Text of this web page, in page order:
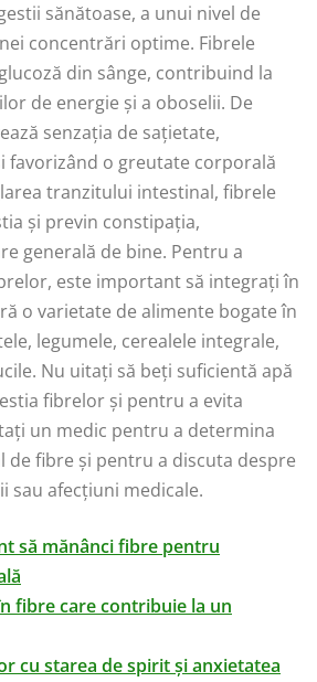
sănătoase, a unui nivel de
concentrări optime. Fibrele
din sânge, contribuind la
de energie și a oboselii. De
senzația de sațietate,
favorizând o greutate corporală
tranzitului intestinal, fibrele
și previn constipația,
generală de bine. Pentru a
este important să integrați în
o varietate de alimente bogate în
legumele, cerealele integrale,
Nu uitați să beți suficientă apă
fibrelor și pentru a evita
un medic pentru a determina
de fibre și pentru a discuta despre
sau afecțiuni medicale.
să mănânci fibre pentru
fibre care contribuie la un
cu starea de spirit și anxietatea